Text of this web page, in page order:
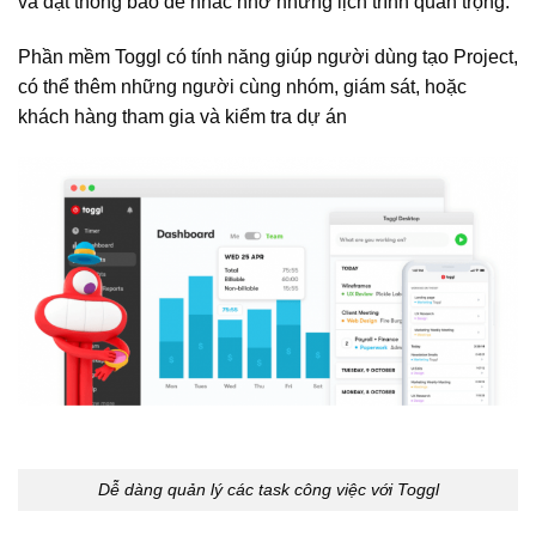
Phần mềm Toggl có tính năng giúp người dùng tạo Project,
có thể thêm những người cùng nhóm, giám sát, hoặc
khách hàng tham gia và kiểm tra dự án
Dễ dàng quản lý các task công việc với Toggl